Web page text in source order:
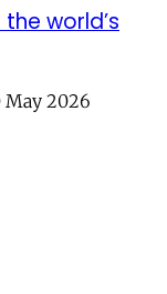
world’s
May 2026